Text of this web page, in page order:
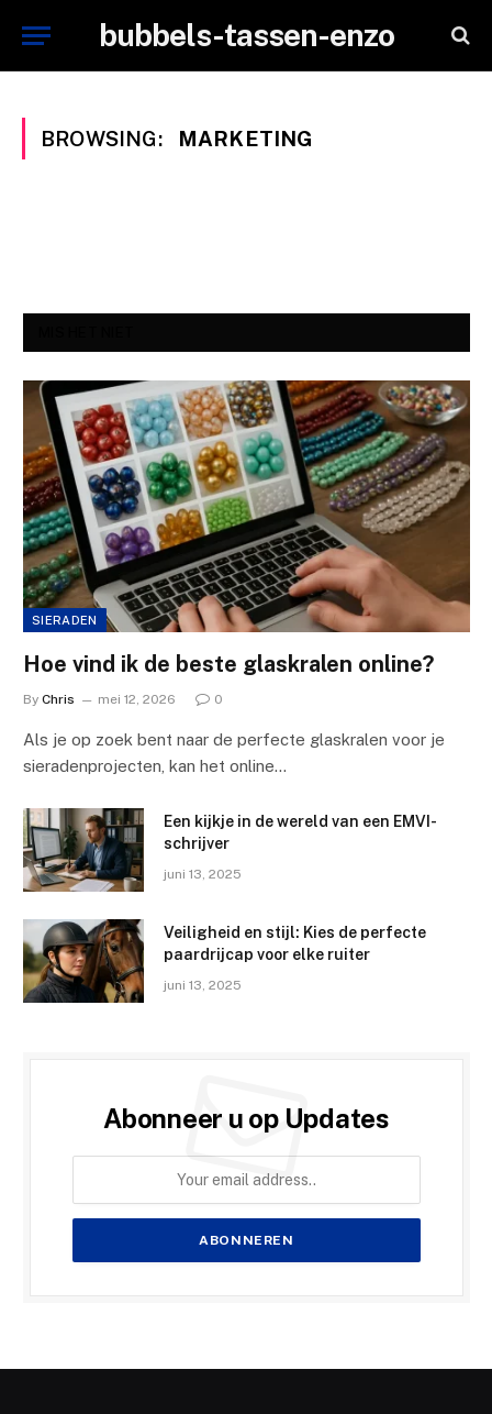
bubbels-tassen-enzo
BROWSING: MARKETING
SIERADEN
Hoe vind ik de beste glaskralen online?
By Chris mei 12, 2026 0
Als je op zoek bent naar de perfecte glaskralen voor je
sieradenprojecten, kan het online…
Een kijkje in de wereld van een EMVI-
schrijver
juni 13, 2025
Veiligheid en stijl: Kies de perfecte
paardrijcap voor elke ruiter
juni 13, 2025
Abonneer u op Updates